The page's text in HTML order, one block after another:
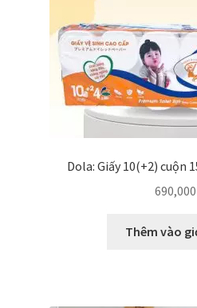
Dola: Giấy 10(+2) cuộn
690,000
Thêm vào